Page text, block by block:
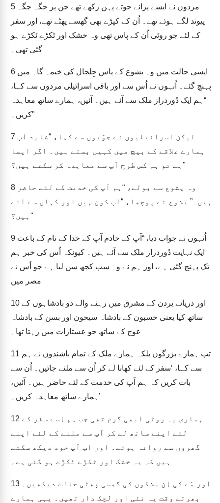
5
پیوند لگے ہوئے تھے۔ اُن کے کپڑے بھی گھسے پھٹے تھے، اور سفر
کے لئے جو روٹی اُن کے پاس تھی وہ خشک اور ٹکڑے ٹکڑے ہو
گئی تھی۔
6
پہنچ گئے۔ اُنہوں نے اُس سے اور باقی اسرائیلی مردوں سے کہا،
“ہم ایک دُوردراز ملک سے آئے ہیں۔ آئیں، ہمارے ساتھ معاہدہ
کریں۔"
7
ہمارے علاقے کے بیچ میں کہیں بستے ہیں۔ اگر ایسا
ہے تو ہم کس طرح آپ سے معاہدہ کر سکتے ہیں؟"
8
ہیں۔” یشوع نے پوچھا، “آپ کون ہیں اور کہاں سے آئے
ہیں؟"
9
ایک نہایت دُوردراز ملک سے آئے ہیں۔ کیونکہ اُس کی خبر ہم
تک پہنچ گئی ہے، اور ہم نے وہ سب کچھ سن لیا ہے جو اُس نے
مصر میں
10
ساتھ کیا یعنی حسبون کے بادشاہ سیحون اور بسن کے بادشاہ
عوج کے ساتھ جو عستارات میں رہتا تھا۔
11
سے کہا، ‘سفر کے لئے کھانا لے کر اُن سے ملنے جائیں۔ اُن سے
بات کریں کہ ہم آپ کی خدمت کے لئے حاضر ہیں۔ آئیں،
ہمارے ساتھ معاہدہ کریں۔’
12
لئے اپنے ساتھ لے کر آپ سے ملنے کے لئے اپنے
گھروں سے روانہ ہوئے۔ اور اب آپ خود دیکھ سکتے
ہیں کہ یہ خشک اور ٹکڑے ٹکڑے ہو گئی ہے۔
13
بھرتے وقت یہ نئی اور لچک دار تھیں۔ یہی ہمارے